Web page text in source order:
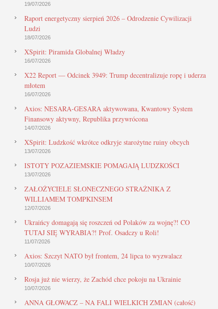
19/07/2026
Raport energetyczny sierpień 2026 – Odrodzenie Cywilizacji
Ludzi
18/07/2026
XSpirit: Piramida Globalnej Władzy
16/07/2026
X22 Report — Odcinek 3949: Trump decentralizuje ropę i uderza
młotem
16/07/2026
Axios: NESARA-GESARA aktywowana, Kwantowy System
Finansowy aktywny, Republika przywrócona
14/07/2026
XSpirit: Ludzkość wkrótce odkryje starożytne ruiny obcych
13/07/2026
ISTOTY POZAZIEMSKIE POMAGAJĄ LUDZKOŚCI
13/07/2026
ZAŁOŻYCIELE SŁONECZNEGO STRAŻNIKA Z
WILLIAMEM TOMPKINSEM
12/07/2026
Ukraińcy domagają się roszczeń od Polaków za wojnę?! CO
TUTAJ SIĘ WYRABIA?! Prof. Osadczy u Roli!
11/07/2026
Axios: Szczyt NATO był frontem, 24 lipca to wyzwalacz
10/07/2026
Rosja już nie wierzy, że Zachód chce pokoju na Ukrainie
10/07/2026
ANNA GŁOWACZ – NA FALI WIELKICH ZMIAN (całość)